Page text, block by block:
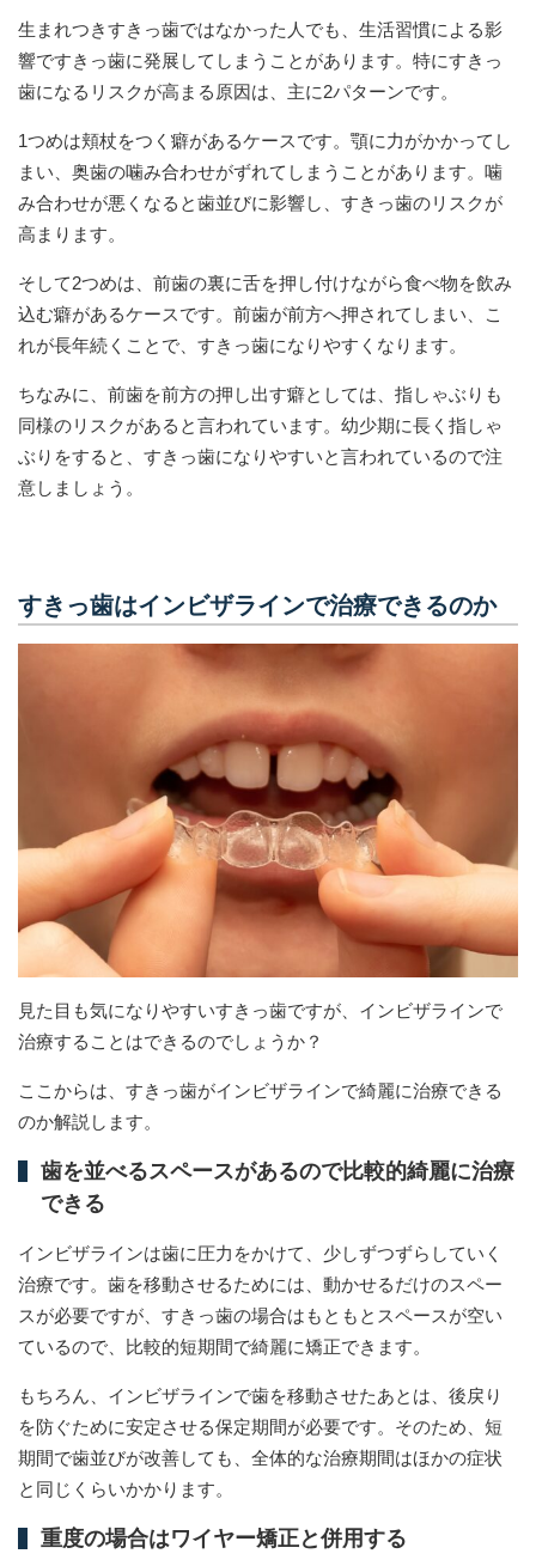
生まれつきすきっ歯ではなかった人でも、生活習慣による影
響ですきっ歯に発展してしまうことがあります。特にすきっ
歯になるリスクが高まる原因は、主に2パターンです。
1つめは頬杖をつく癖があるケースです。顎に力がかかってし
まい、奥歯の噛み合わせがずれてしまうことがあります。噛
み合わせが悪くなると歯並びに影響し、すきっ歯のリスクが
高まります。
そして2つめは、前歯の裏に舌を押し付けながら食べ物を飲み
込む癖があるケースです。前歯が前方へ押されてしまい、こ
れが長年続くことで、すきっ歯になりやすくなります。
ちなみに、前歯を前方の押し出す癖としては、指しゃぶりも
同様のリスクがあると言われています。幼少期に長く指しゃ
ぶりをすると、すきっ歯になりやすいと言われているので注
意しましょう。
すきっ歯はインビザラインで治療できるのか
見た目も気になりやすいすきっ歯ですが、インビザラインで
治療することはできるのでしょうか？
ここからは、すきっ歯がインビザラインで綺麗に治療できる
のか解説します。
歯を並べるスペースがあるので比較的綺麗に治療
できる
インビザラインは歯に圧力をかけて、少しずつずらしていく
治療です。歯を移動させるためには、動かせるだけのスペー
スが必要ですが、すきっ歯の場合はもともとスペースが空い
ているので、比較的短期間で綺麗に矯正できます。
もちろん、インビザラインで歯を移動させたあとは、後戻り
を防ぐために安定させる保定期間が必要です。そのため、短
期間で歯並びが改善しても、全体的な治療期間はほかの症状
と同じくらいかかります。
重度の場合はワイヤー矯正と併用する